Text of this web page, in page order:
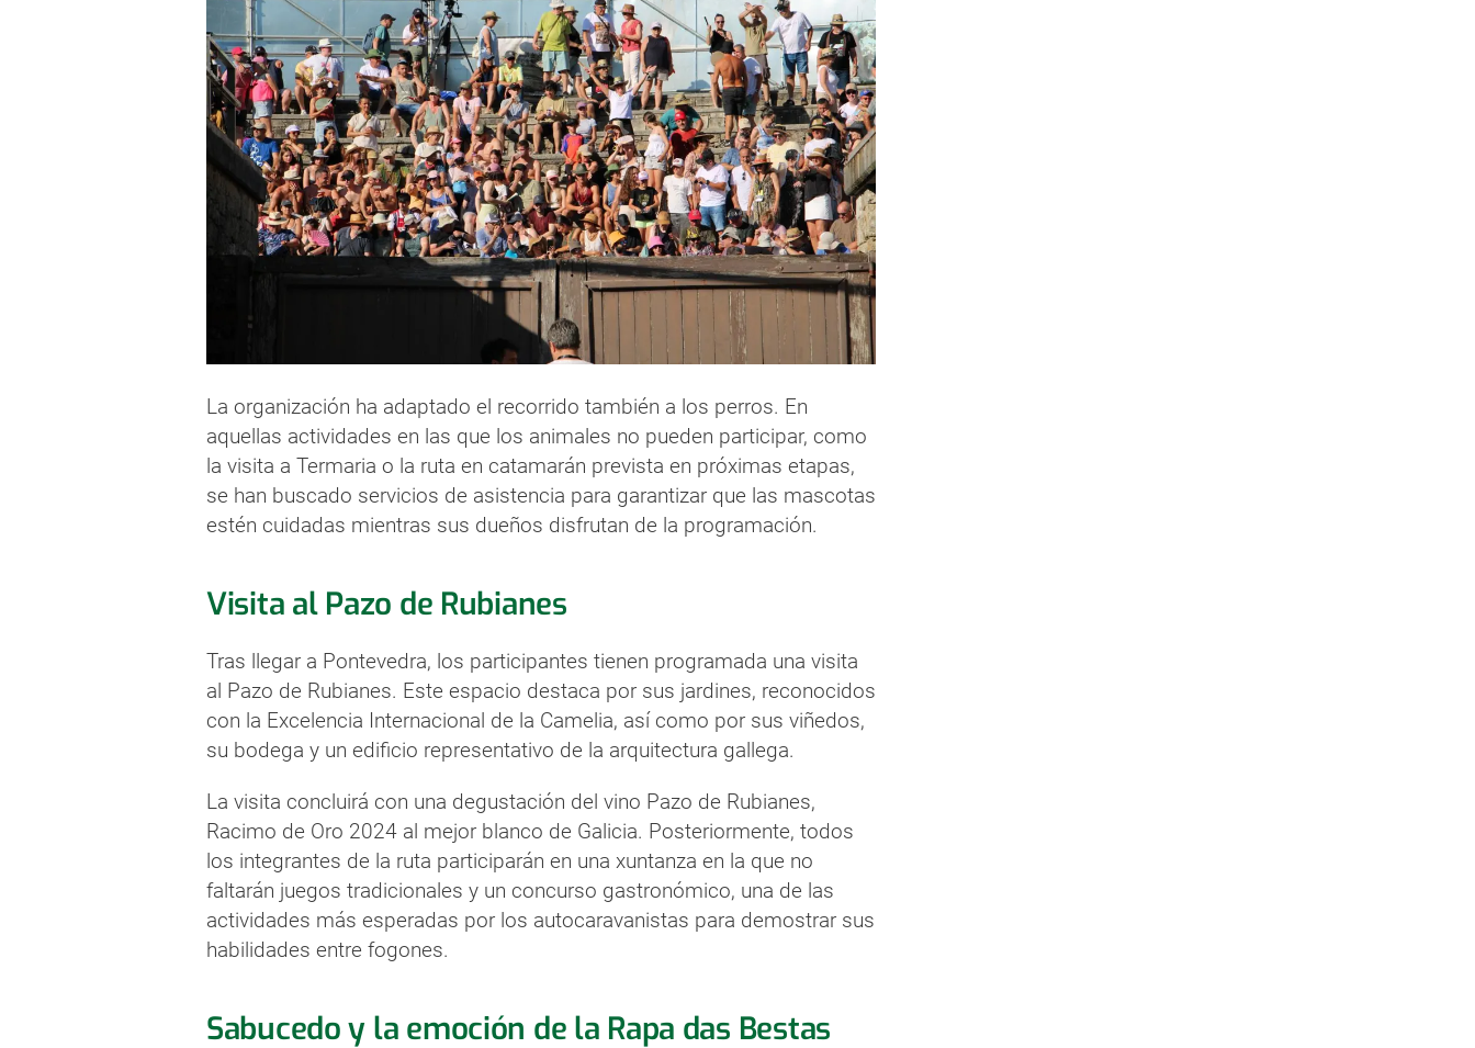
La organización ha adaptado el recorrido también a los perros. En
aquellas actividades en las que los animales no pueden participar, como
la visita a Termaria o la ruta en catamarán prevista en próximas etapas,
se han buscado servicios de asistencia para garantizar que las mascotas
estén cuidadas mientras sus dueños disfrutan de la programación.
Visita al Pazo de Rubianes
Tras llegar a Pontevedra, los participantes tienen programada una visita
al Pazo de Rubianes. Este espacio destaca por sus jardines, reconocidos
con la Excelencia Internacional de la Camelia, así como por sus viñedos,
su bodega y un edificio representativo de la arquitectura gallega.
La visita concluirá con una degustación del vino Pazo de Rubianes,
Racimo de Oro 2024 al mejor blanco de Galicia. Posteriormente, todos
los integrantes de la ruta participarán en una xuntanza en la que no
faltarán juegos tradicionales y un concurso gastronómico, una de las
actividades más esperadas por los autocaravanistas para demostrar sus
habilidades entre fogones.
Sabucedo y la emoción de la Rapa das Bestas